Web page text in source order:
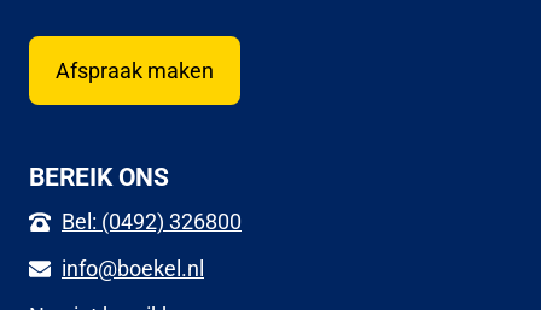
Afspraak maken
BEREIK ONS
Bel: (0492) 326800
info@boekel.nl